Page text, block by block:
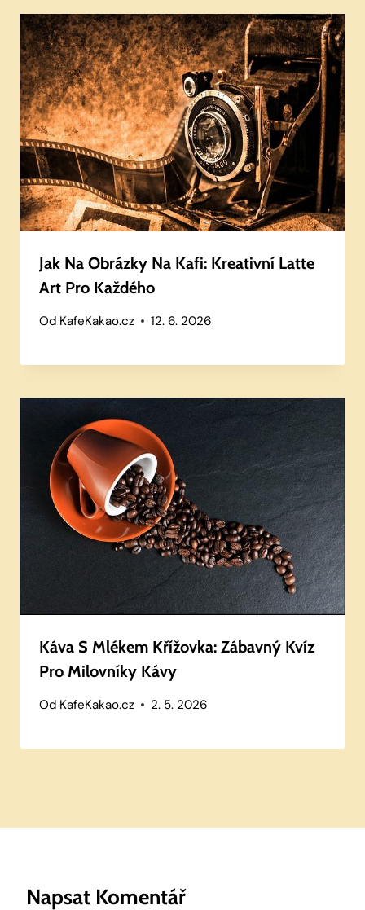
Jak Na Obrázky Na Kafi: Kreativní Latte
Art Pro Každého
Od KafeKakao.cz 12. 6. 2026
Káva S Mlékem Křížovka: Zábavný Kvíz
Pro Milovníky Kávy
Od KafeKakao.cz 2. 5. 2026
Napsat Komentář